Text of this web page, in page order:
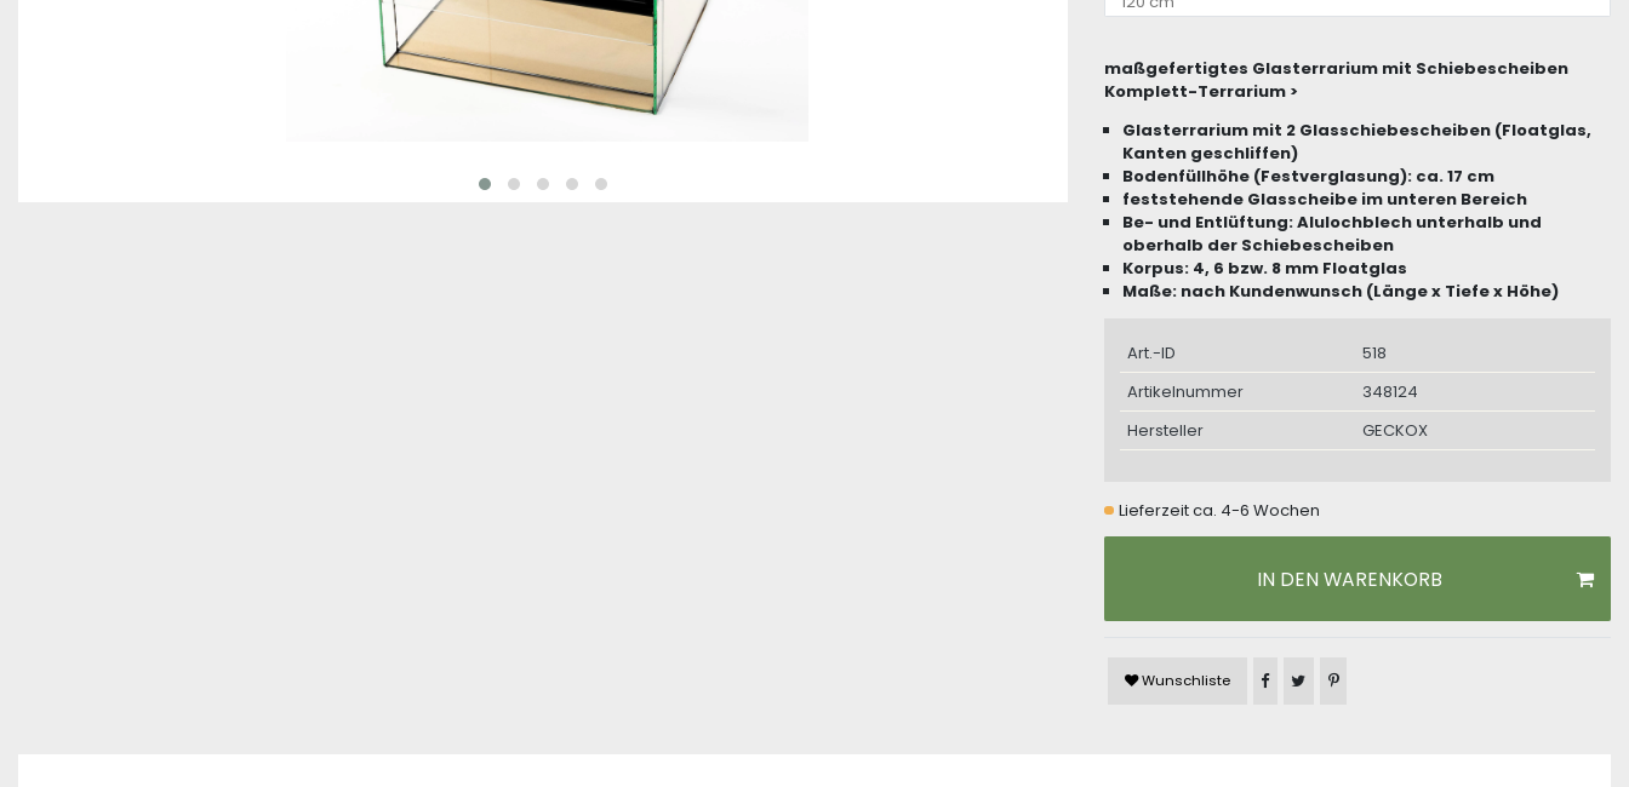
maßgefertigtes Glasterrarium mit Schiebescheiben
Komplett-Terrarium >
Glasterrarium mit 2 Glasschiebescheiben (Floatglas,
Kanten geschliffen)
Bodenfüllhöhe (Festverglasung): ca. 17 cm
feststehende Glasscheibe im unteren Bereich
Be- und Entlüftung: Alulochblech unterhalb und
oberhalb der Schiebescheiben
Korpus: 4, 6 bzw. 8 mm Floatglas
Maße: nach Kundenwunsch (Länge x Tiefe x Höhe)
Art.-ID
518
Artikelnummer
348124
Hersteller
GECKOX
Lieferzeit ca. 4-6 Wochen
IN DEN WARENKORB
Wunschliste Artikel auf Facebook teilen
Artikel auf Twitter teilen
Artikel auf Pinterest teilen